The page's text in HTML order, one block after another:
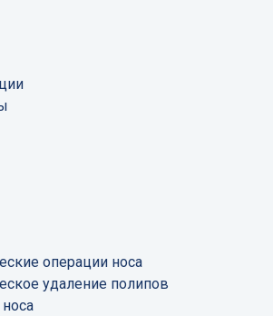
операции носа
удаление полипов